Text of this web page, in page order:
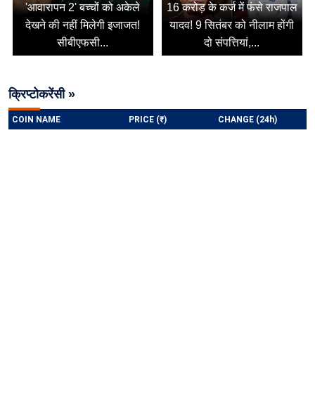
'आवारापन 2' बच्चों को अकेले
देखने की नहीं मिलेगी इजाजत!
सीबीएफसी...
16 करोड़ के कर्ज में फंसे राजपाल
यादव! 9 सितंबर को नीलाम होंगी
दो संपत्तियां,...
क्रिप्टोकरेंसी »